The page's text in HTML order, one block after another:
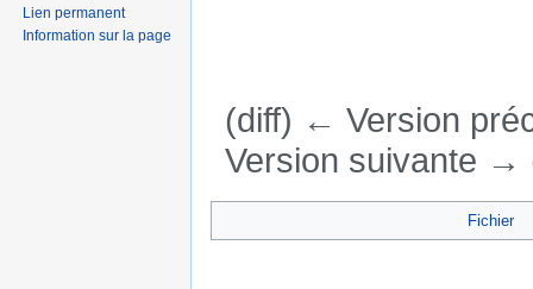
(diff) ← Version
Version suivante →
Fichier
Lien permanent
Information sur la page